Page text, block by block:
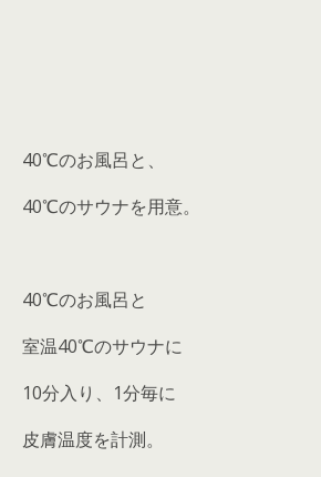
40℃のお風呂と、
40℃のサウナを用意。
40℃のお風呂と
室温40℃のサウナに
10分入り、1分毎に
皮膚温度を計測。